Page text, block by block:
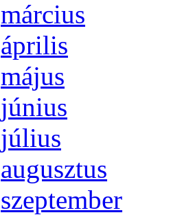
már­ci­us
áp­ri­lis
má­jus
jú­ni­us
jú­li­us
au­gusz­tus
szep­tem­ber